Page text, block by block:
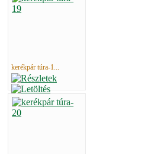
kerékpár túra-1...